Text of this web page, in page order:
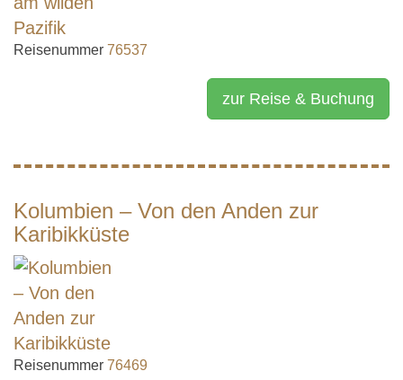
Reisenummer 76537
zur Reise & Buchung
Kolumbien – Von den Anden zur
Karibikküste
Reisenummer 76469